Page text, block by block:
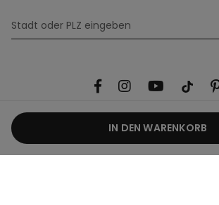
IN DEN WARENKORB
Nützliche Informationen